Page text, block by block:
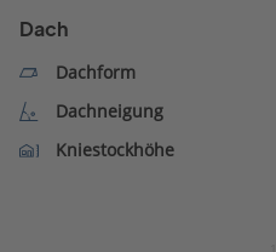
Dach
Dachform
Dachneigung
Kniestockhöhe